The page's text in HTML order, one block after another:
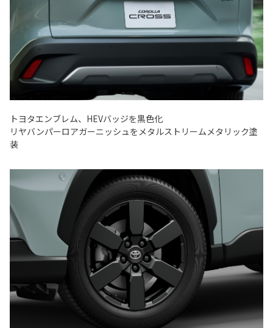
トヨタエンブレム、HEVバッジを黒色化
リヤバンパーロアガーニッシュをメタルストリームメタリック塗
装